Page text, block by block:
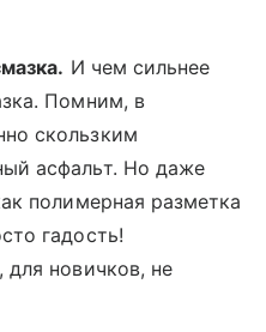
И чем сильнее
Помним, в
скользким
асфальт. Но даже
полимерная разметка
гадость!
новичков, не